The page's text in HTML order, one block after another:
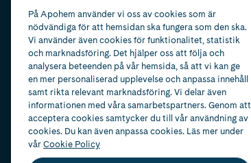
På Apohem använder vi oss av cookies som är
nödvändiga för att hemsidan ska fungera som den ska.
Vi använder även cookies för funktionalitet, statistik
och marknadsföring. Det hjälper oss att följa och
analysera beteenden på vår hemsida, så att vi kan ge
en mer personaliserad upplevelse och anpassa innehåll
samt rikta relevant marknadsföring. Vi delar även
informationen med våra samarbetspartners. Genom att
acceptera cookies samtycker du till vår användning av
cookies. Du kan även anpassa cookies. Läs mer under
vårCookie Policy